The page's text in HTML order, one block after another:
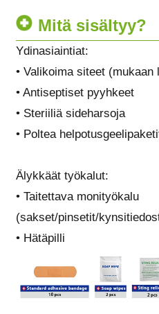
Mitä sisältyy?
Ydinasiaintiat:
• Valikoima siteet (mukaan
• Antiseptiset pyyhkeet
• Steriiliä sideharsoja
• Poltea
Älykkäät työkalut:
• Taitettava monityökalu
(sakset/pinsetit/
• Hätäpilli